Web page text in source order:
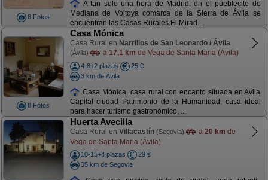
8 Fotos
A tan solo una hora de Madrid, en el pueblecito de
Mediana de Voltoya comarca de la Sierra de Ávila se
encuentran las Casas Rurales El Mirad ...
8 Fotos
Casa Mónica
Casa Rural en Narrillos de San Leonardo / Ávila
(Ávila) a 17,1 km de Vega de Santa Maria (Ávila)
4-8+2 plazas
25 €
3 km de Ávila
Casa Mónica, casa rural con encanto situada en Avila
Capital ciudad Patrimonio de la Humanidad, casa ideal
para hacer turismo gastronómico, ...
Huerta Avecilla
Casa Rural en Villacastín (Segovia) a 20 km de
Vega de Santa Maria (Ávila)
10-15+4 plazas
29 €
35 km de Segovia